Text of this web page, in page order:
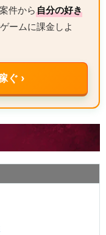
件から自分の好き
ームに課金しよ
ぐ ›